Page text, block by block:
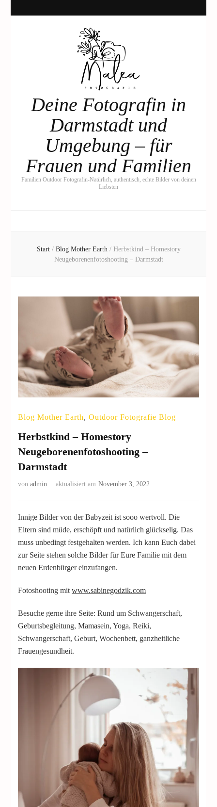
Deine Fotografin in
Darmstadt und
Umgebung – für
Frauen und Familien
Familien Outdoor Fotografin-Natürlich, authentisch, echte Bilder von deinen
Liebsten
Start / Blog Mother Earth / Herbstkind – Homestory
Neugeborenenfotoshooting – Darmstadt
Blog Mother Earth,Outdoor Fotografie Blog
Herbstkind – Homestory
Neugeborenenfotoshooting –
Darmstadt
vonadmin aktualisiert am November 3, 2022
Innige Bilder von der Babyzeit ist sooo wertvoll. Die
Eltern sind müde, erschöpft und natürlich glückselig. Das
muss unbedingt festgehalten werden. Ich kann Euch dabei
zur Seite stehen solche Bilder für Eure Familie mit dem
neuen Erdenbürger einzufangen.
Fotoshooting mitwww.sabinegodzik.com
Besuche gerne ihre Seite: Rund um Schwangerschaft,
Geburtsbegleitung, Mamasein, Yoga, Reiki,
Schwangerschaft, Geburt, Wochenbett, ganzheitliche
Frauengesundheit.